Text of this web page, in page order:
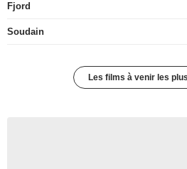
Fjord
Soudain
Les films à venir les